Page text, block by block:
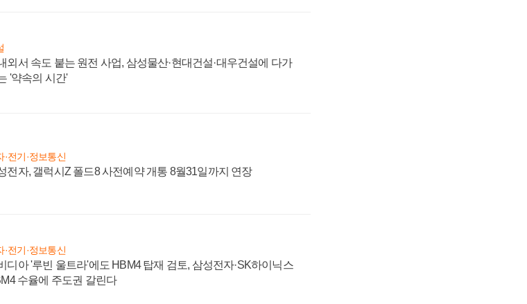
외서 속도 붙는 원전 사업, 삼성물산·현대건설·대우건설에 다가
'약속의 시간'
·전기·정보통신
전자, 갤럭시Z 폴드8 사전예약 개통 8월31일까지 연장
·전기·정보통신
디아 '루빈 울트라'에도 HBM4 탑재 검토, 삼성전자·SK하이닉스
수율에 주도권 갈린다